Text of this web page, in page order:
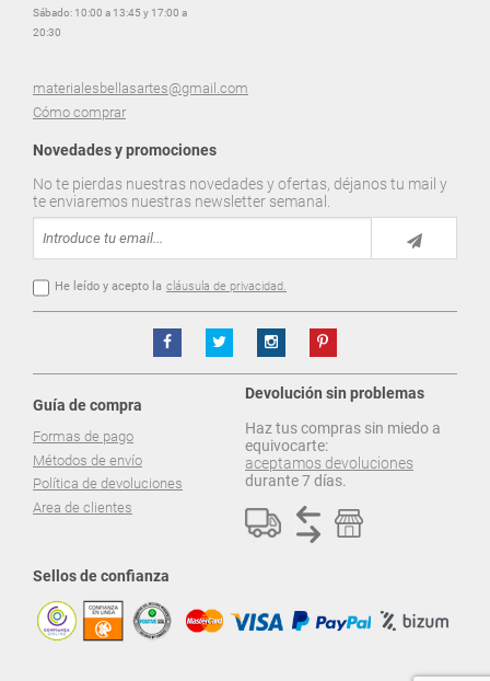
Sábado: 10:00 a 13:45 y 17:00 a
20:30
materialesbellasartes@gmail.com
Cómo comprar
Novedades y promociones
No te pierdas nuestras novedades y ofertas, déjanos tu mail y
te enviaremos nuestras newsletter semanal.
He leído y acepto la cláusula de privacidad.
Guía de compra
Formas de pago
Métodos de envío
Política de devoluciones
Area de clientes
Devolución sin problemas
Haz tus compras sin miedo a
equivocarte:
aceptamos devoluciones
durante 7 días.
Sellos de confianza